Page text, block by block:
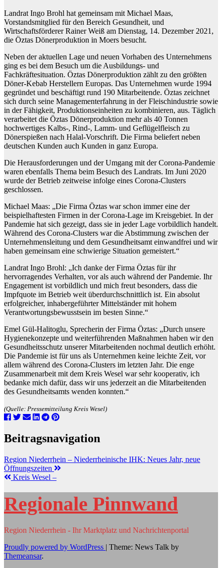
Landrat Ingo Brohl hat gemeinsam mit Michael Maas,
Vorstandsmitglied für den Bereich Gesundheit, und
Wirtschaftsförderer Rainer Weiß am Dienstag, 14. Dezember 2021,
die Öztas Dönerproduktion in Moers besucht.
Neben der aktuellen Lage und neuen Vorhaben des Unternehmens
ging es bei dem Besuch um die Ausbildungs- und
Fachkräftesituation. Öztas Dönerproduktion zählt zu den größten
Döner-Kebab Herstellern Europas. Das Unternehmen wurde 1994
gegründet und beschäftigt rund 190 Mitarbeitende. Öztas zeichnet
sich durch seine Managementerfahrung in der Fleischindustrie sowie
in der Fähigkeit, Produktionseinheiten zu kombinieren, aus. Täglich
verarbeitet die Öztas Dönerproduktion mehr als 40 Tonnen
hochwertiges Kalbs-, Rind-, Lamm- und Geflügelfleisch zu
Dönerspießen nach Halal-Vorschrift. Die Firma beliefert neben
deutschen Kunden auch Kunden in ganz Europa.
Die Herausforderungen und der Umgang mit der Corona-Pandemie
waren ebenfalls Thema beim Besuch des Landrats. Im Juni 2020
wurde der Betrieb zeitweise infolge eines Corona-Clusters
geschlossen.
Michael Maas: „Die Firma Öztas war schon immer eine der
beispielhaftesten Firmen in der Corona-Lage im Kreisgebiet. In der
Pandemie hat sich gezeigt, dass sie in jeder Lage vorbildlich handelt.
Während des Corona-Clusters war die Abstimmung zwischen der
Unternehmensleitung und dem Gesundheitsamt einwandfrei und wir
haben gemeinsam eine schwierige Situation gemeistert.“
Landrat Ingo Brohl: „Ich danke der Firma Öztas für ihr
hervorragendes Verhalten, vor als auch während der Pandemie. Ihr
Engagement ist vorbildlich und mich freut besonders, dass die
Impfquote im Betrieb weit überdurchschnittlich ist. Ein absolut
erfolgreicher, inhabergeführter Mittelständer mit hohem
Verantwortungsbewusstsein im besten Sinne.“
Emel Gül-Halitoglu, Sprecherin der Firma Öztas: „Durch unsere
Hygienekonzepte und weiterführenden Maßnahmen haben wir den
Gesundheitsschutz unserer Mitarbeitenden nochmal deutlich erhöht.
Die Pandemie ist für uns als Unternehmen keine leichte Zeit, vor
allem während des Corona-Clusters im letzten Jahr. Die enge
Zusammenarbeit mit dem Kreis Wesel war sehr kooperativ, ich
bedanke mich dafür, dass wir uns jederzeit an die Mitarbeitenden
des Gesundheitsamts wenden konnten.“
(Quelle: Pressemitteilung Kreis Wesel)
Beitragsnavigation
Region Niederrhein – Niederrheinische IHK: Neues Jahr, neue
Öffnungszeiten
Kreis Wesel –
Regionale Pinnwand
Region Niederrhein - Ihr Marktplatz und Nachrichtenportal
Proudly powered by WordPress | Theme: News Talk by
Themeansar.